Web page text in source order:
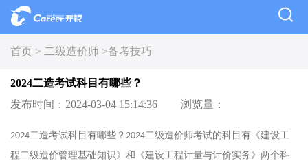
首页 > 二级造价师 >备考技巧
2024二造考试科目有哪些？
发布时间：2024-03-04 15:14:36
浏览量：
2024二造考试科目有哪些？ 2024二级造价师考试的科目有《建设工
程二级造价管理基础知识》和《建设工程计量与计价实务》两个科